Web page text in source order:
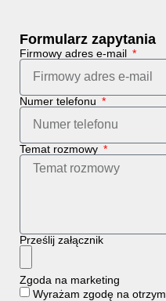
Formularz zapytania
Firmowy adres e-mail
Numer telefonu
Temat rozmowy
Prześlij załącznik
Zgoda na marketing
Wyrażam zgodę na